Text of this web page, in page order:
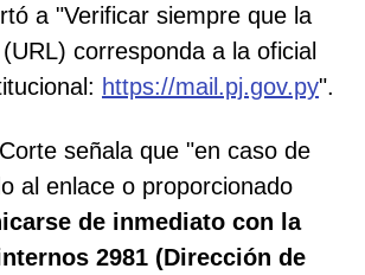
a "Verificar siempre que la
corresponda a la oficial
https://mail.pj.gov.py".
señala que "en caso de
al enlace o proporcionado
de inmediato con la
2981 (Dirección de